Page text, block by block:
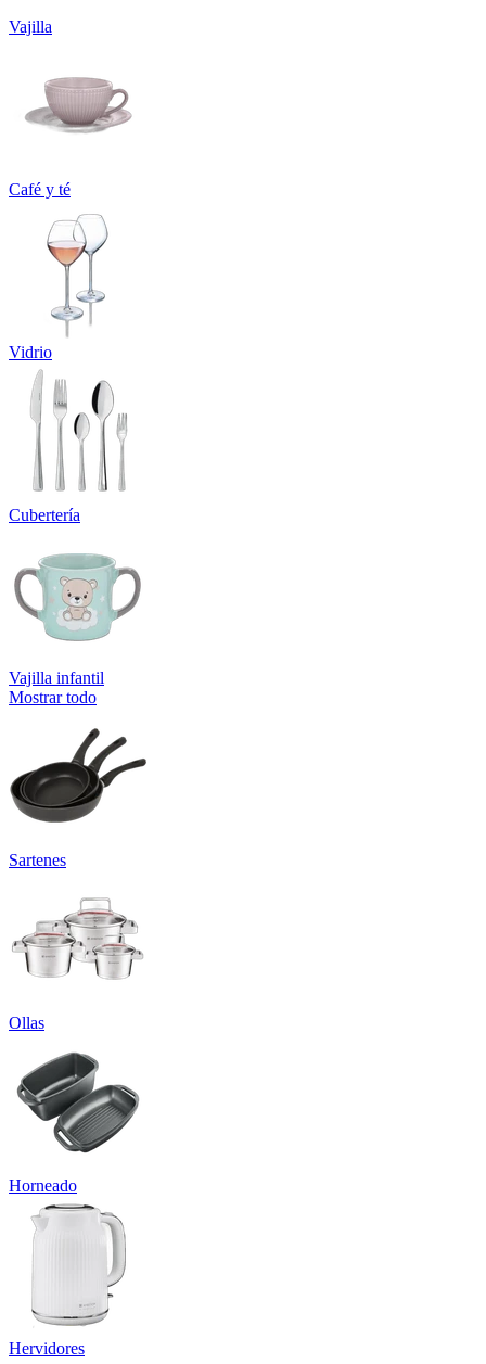
Vajilla
Café y té
Vidrio
Cubertería
Vajilla infantil
Mostrar todo
Sartenes
Ollas
Horneado
Hervidores